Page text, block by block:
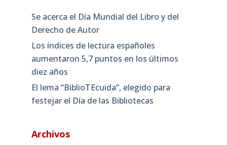
Se acerca el Día Mundial del Libro y del
Derecho de Autor
Los índices de lectura españoles
aumentaron 5,7 puntos en los últimos
diez años
El lema “BiblioTEcuida”, elegido para
festejar el Día de las Bibliotecas
Archivos